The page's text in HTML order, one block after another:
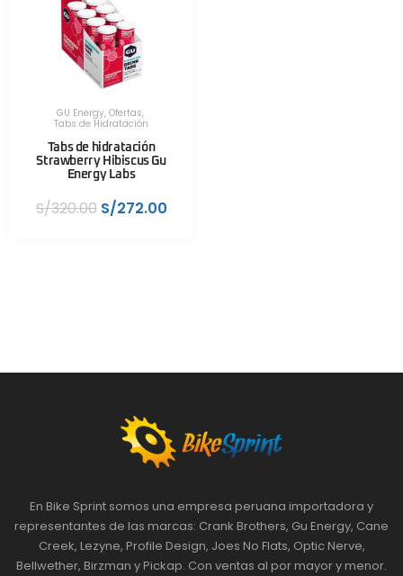
GU Energy, Ofertas,
Tabs de Hidratación
Tabs de hidratación
Strawberry Hibiscus Gu
Energy Labs
S/320.00 S/272.00
En Bike Sprint somos una empresa peruana importadora y
representantes de las marcas: Crank Brothers, Gu Energy, Cane
Creek, Lezyne, Profile Design, Joes No Flats, Optic Nerve,
Bellwether, Birzman y Pickap. Con ventas al por mayor y menor.